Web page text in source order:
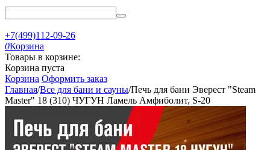
+7(499)112-09-26
0Корзина
Товары в корзине:
Корзина пуста
Корзина Оформить заказ
Главная/Все для бани и сауны/Печь для бани Эверест "Steam
Master" 18 (310) ЧУГУН Ламель Амфиболит, S-20